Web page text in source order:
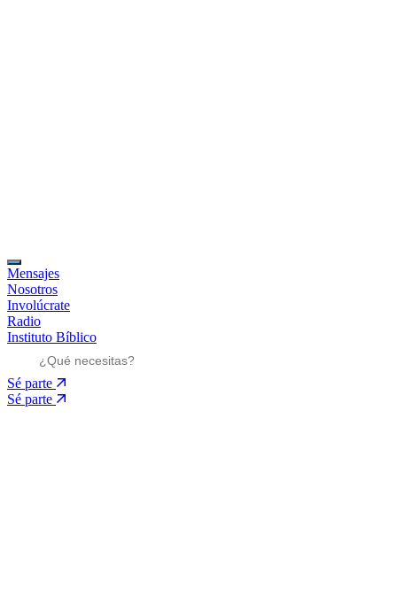
Mensajes
Nosotros
Involúcrate
Radio
Instituto Bíblico
Sé parte
Sé parte